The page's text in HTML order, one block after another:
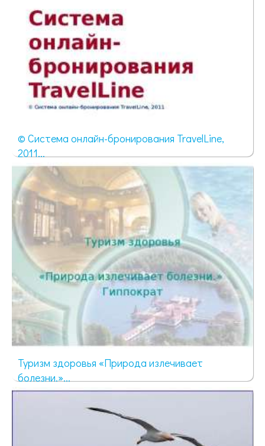
© Система онлайн-бронирования TravelLine,
2011...
59 просмотров
Туризм здоровья «Природа излечивает
болезни.»...
1213 просмотров